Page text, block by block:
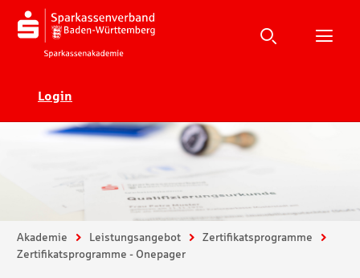
Ecadia
Login
Suche
Suche
Sie sind hier:
Akademie Leistungsangebot
Zertifikatsprogramme
Zertifikatsprogramme - Onepager